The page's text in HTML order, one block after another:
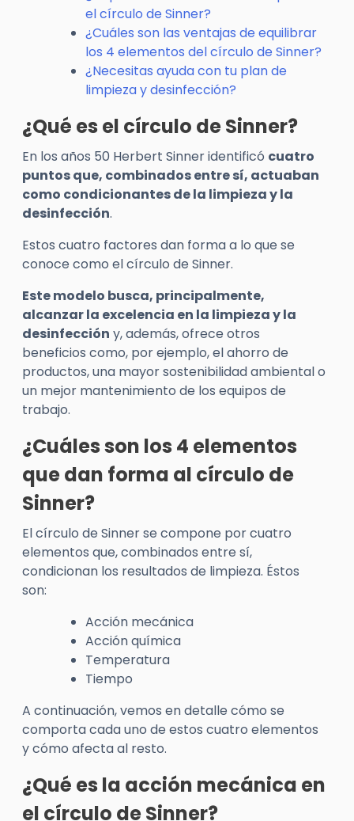
el círculo de Sinner?
¿Cuáles son las ventajas de equilibrar
los 4 elementos del círculo de Sinner?
¿Necesitas ayuda con tu plan de
limpieza y desinfección?
¿Qué es el círculo de Sinner?
En los años 50 Herbert Sinner identificó cuatro
puntos que, combinados entre sí, actuaban
como condicionantes de la limpieza y la
desinfección.
Estos cuatro factores dan forma a lo que se
conoce como el círculo de Sinner.
Este modelo busca, principalmente,
alcanzar la excelencia en la limpieza y la
desinfección y, además, ofrece otros
beneficios como, por ejemplo, el ahorro de
productos, una mayor sostenibilidad ambiental o
un mejor mantenimiento de los equipos de
trabajo.
¿Cuáles son los 4 elementos
que dan forma al círculo de
Sinner?
El círculo de Sinner se compone por cuatro
elementos que, combinados entre sí,
condicionan los resultados de limpieza. Éstos
son:
Acción mecánica
Acción química
Temperatura
Tiempo
A continuación, vemos en detalle cómo se
comporta cada uno de estos cuatro elementos
y cómo afecta al resto.
¿Qué es la acción mecánica en
el círculo de Sinner?